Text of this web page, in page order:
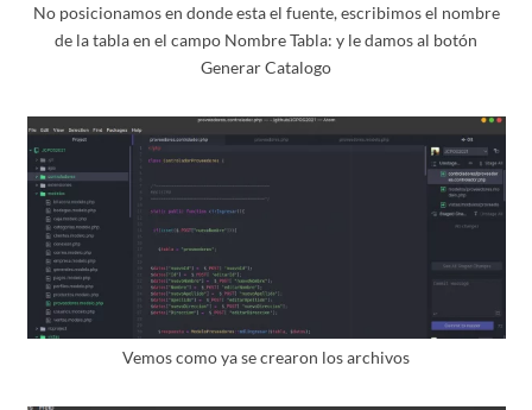
No posicionamos en donde esta el fuente, escribimos el nombre
de la tabla en el campo Nombre Tabla: y le damos al botón
Generar Catalogo
Vemos como ya se crearon los archivos